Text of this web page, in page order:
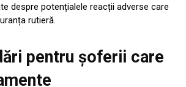
despre potențialele reacții adverse care
rutieră.
pentru șoferii care